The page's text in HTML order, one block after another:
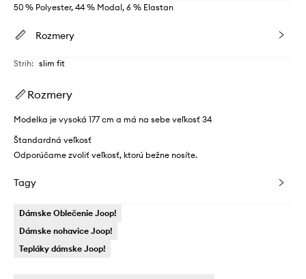
50 % Polyester, 44 % Modal, 6 % Elastan
Rozmery
Strih: slim fit
Rozmery
Modelka je vysoká 177 cm a má na sebe veľkosť 34
Štandardná veľkosť
Odporúčame zvoliť veľkosť, ktorú bežne nosíte.
Tagy
Dámske Oblečenie Joop!
Dámske nohavice Joop!
Tepláky dámske Joop!